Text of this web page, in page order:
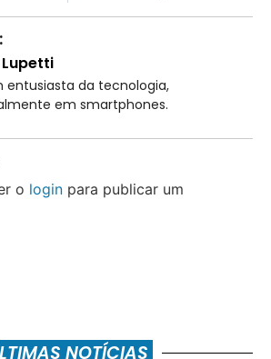
Lupetti
entusiasta da tecnologia,
em smartphones.
o login para publicar um
NOTÍCIAS